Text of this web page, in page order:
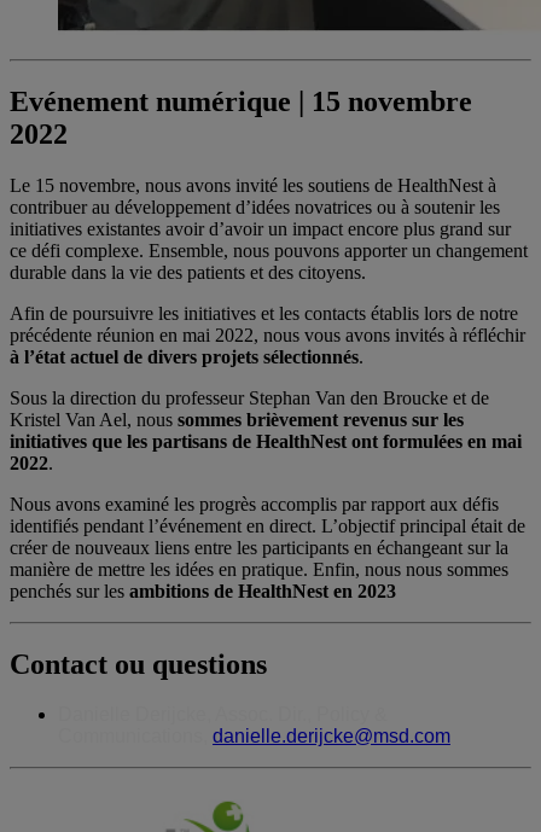
Evénement numérique | 15 novembre
2022
Le 15 novembre, nous avons invité les soutiens de HealthNest à
contribuer au développement d’idées novatrices ou à soutenir les
initiatives existantes avoir d’avoir un impact encore plus grand sur
ce défi complexe. Ensemble, nous pouvons apporter un changement
durable dans la vie des patients et des citoyens.
Afin de poursuivre les initiatives et les contacts établis lors de notre
précédente réunion en mai 2022, nous vous avons invités à réfléchir
à l’état actuel de divers projets sélectionnés.
Sous la direction du professeur Stephan Van den Broucke et de
Kristel Van Ael, nous sommes brièvement revenus sur les
initiatives que les partisans de HealthNest ont formulées en mai
2022.
Nous avons examiné les progrès accomplis par rapport aux défis
identifiés pendant l’événement en direct. L’objectif principal était de
créer de nouveaux liens entre les participants en échangeant sur la
manière de mettre les idées en pratique. Enfin, nous nous sommes
penchés sur les ambitions de HealthNest en 2023
Contact ou questions
danielle.derijcke@msd.com